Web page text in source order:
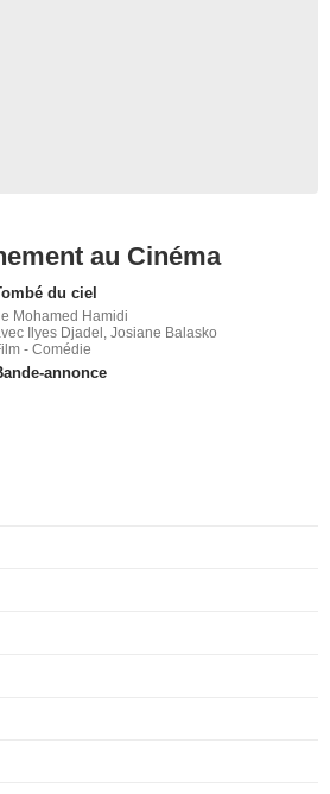
au Cinéma
du ciel
Mohamed Hamidi
Ilyes Djadel, Josiane Balasko
- Comédie
annonce